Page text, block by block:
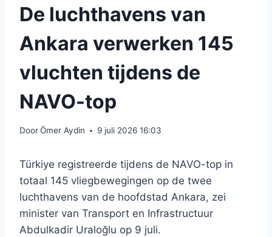
De luchthavens van
Ankara verwerken 145
vluchten tijdens de
NAVO-top
DoorÖmer Aydin 9 juli 2026 16:03
Türkiye registreerde tijdens de NAVO-top in
totaal 145 vliegbewegingen op de twee
luchthavens van de hoofdstad Ankara, zei
minister van Transport en Infrastructuur
Abdulkadir Uraloğlu op 9 juli.